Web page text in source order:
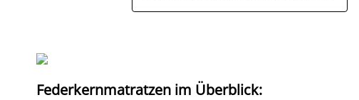
Federkernmatratzen im Überblick: